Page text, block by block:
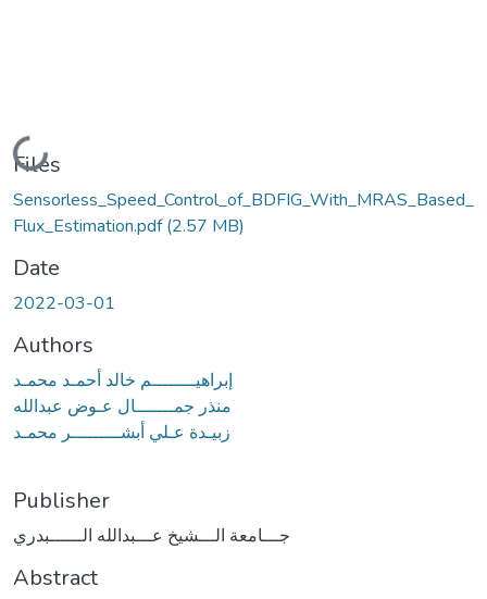
Loading...
Files
Sensorless_Speed_Control_of_BDFIG_With_MRAS_Based_
Flux_Estimation.pdf(2.57 MB)
Date
2022-03-01
Authors
إبراهيــــــــم خالد أحمـد محمـد
منذر جمـــــــال عـوض عبدالله
زبيـدة عـلي أبشـــــــــر محمـد
Publisher
جـــامعة الـــشيخ عـــبدالله الــــــبدري
Abstract